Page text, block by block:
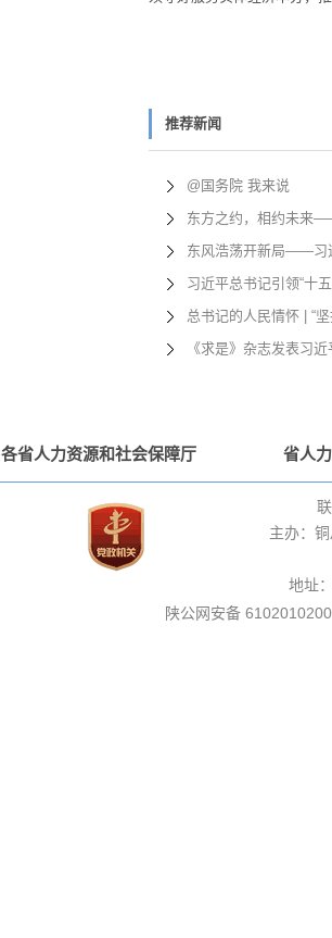
推荐新闻
@国务院 我来说
东方之约，相约未来
东风浩荡开新局——习
习近平总书记引领“十
总书记的人民情怀 | “
《求是》杂志发表习
各省人力资源和社会保障厅 省人
主办：
地址
陕公网安备